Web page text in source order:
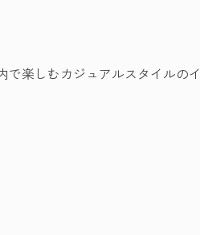
楽しむカジュアルスタイルのイ